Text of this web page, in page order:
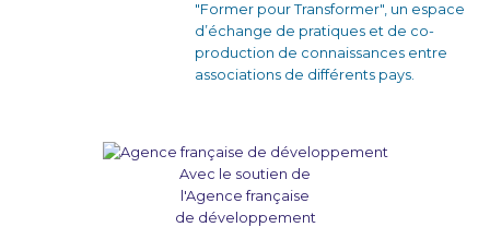
"Former pour Transformer", un espace
d’échange de pratiques et de co-
production de connaissances entre
associations de différents pays.
Avec le soutien de
l'Agence française
de développement